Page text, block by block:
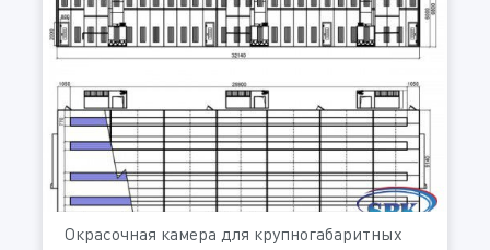
Окрасочная камера для крупногабаритных